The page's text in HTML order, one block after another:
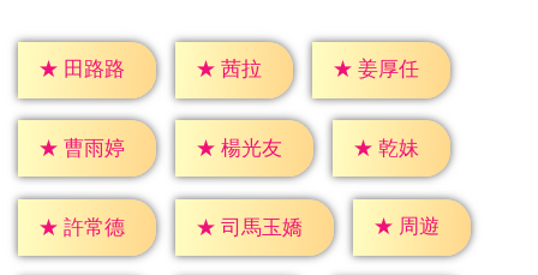
★ 田路路 ★ 茜拉 ★ 姜厚任
★ 曹雨婷 ★ 楊光友 ★ 乾妹
★ 許常德 ★ 司馬玉嬌 ★ 周遊